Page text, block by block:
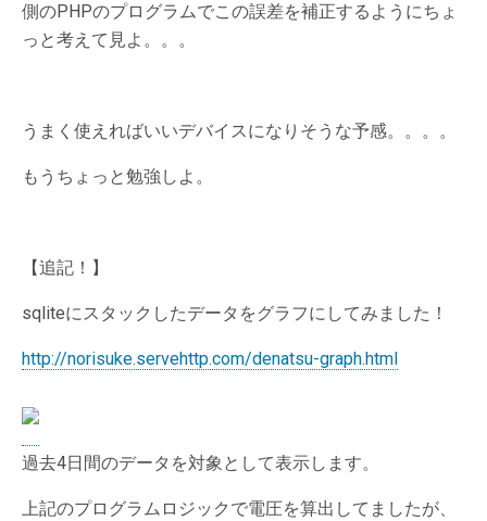
側のPHPのプログラムでこの誤差を補正するようにちょ
っと考えて見よ。。。
うまく使えればいいデバイスになりそうな予感。。。。
もうちょっと勉強しよ。
【追記！】
sqliteにスタックしたデータをグラフにしてみました！
http://norisuke.servehttp.com/denatsu-graph.html
過去4日間のデータを対象として表示します。
上記のプログラムロジックで電圧を算出してましたが、